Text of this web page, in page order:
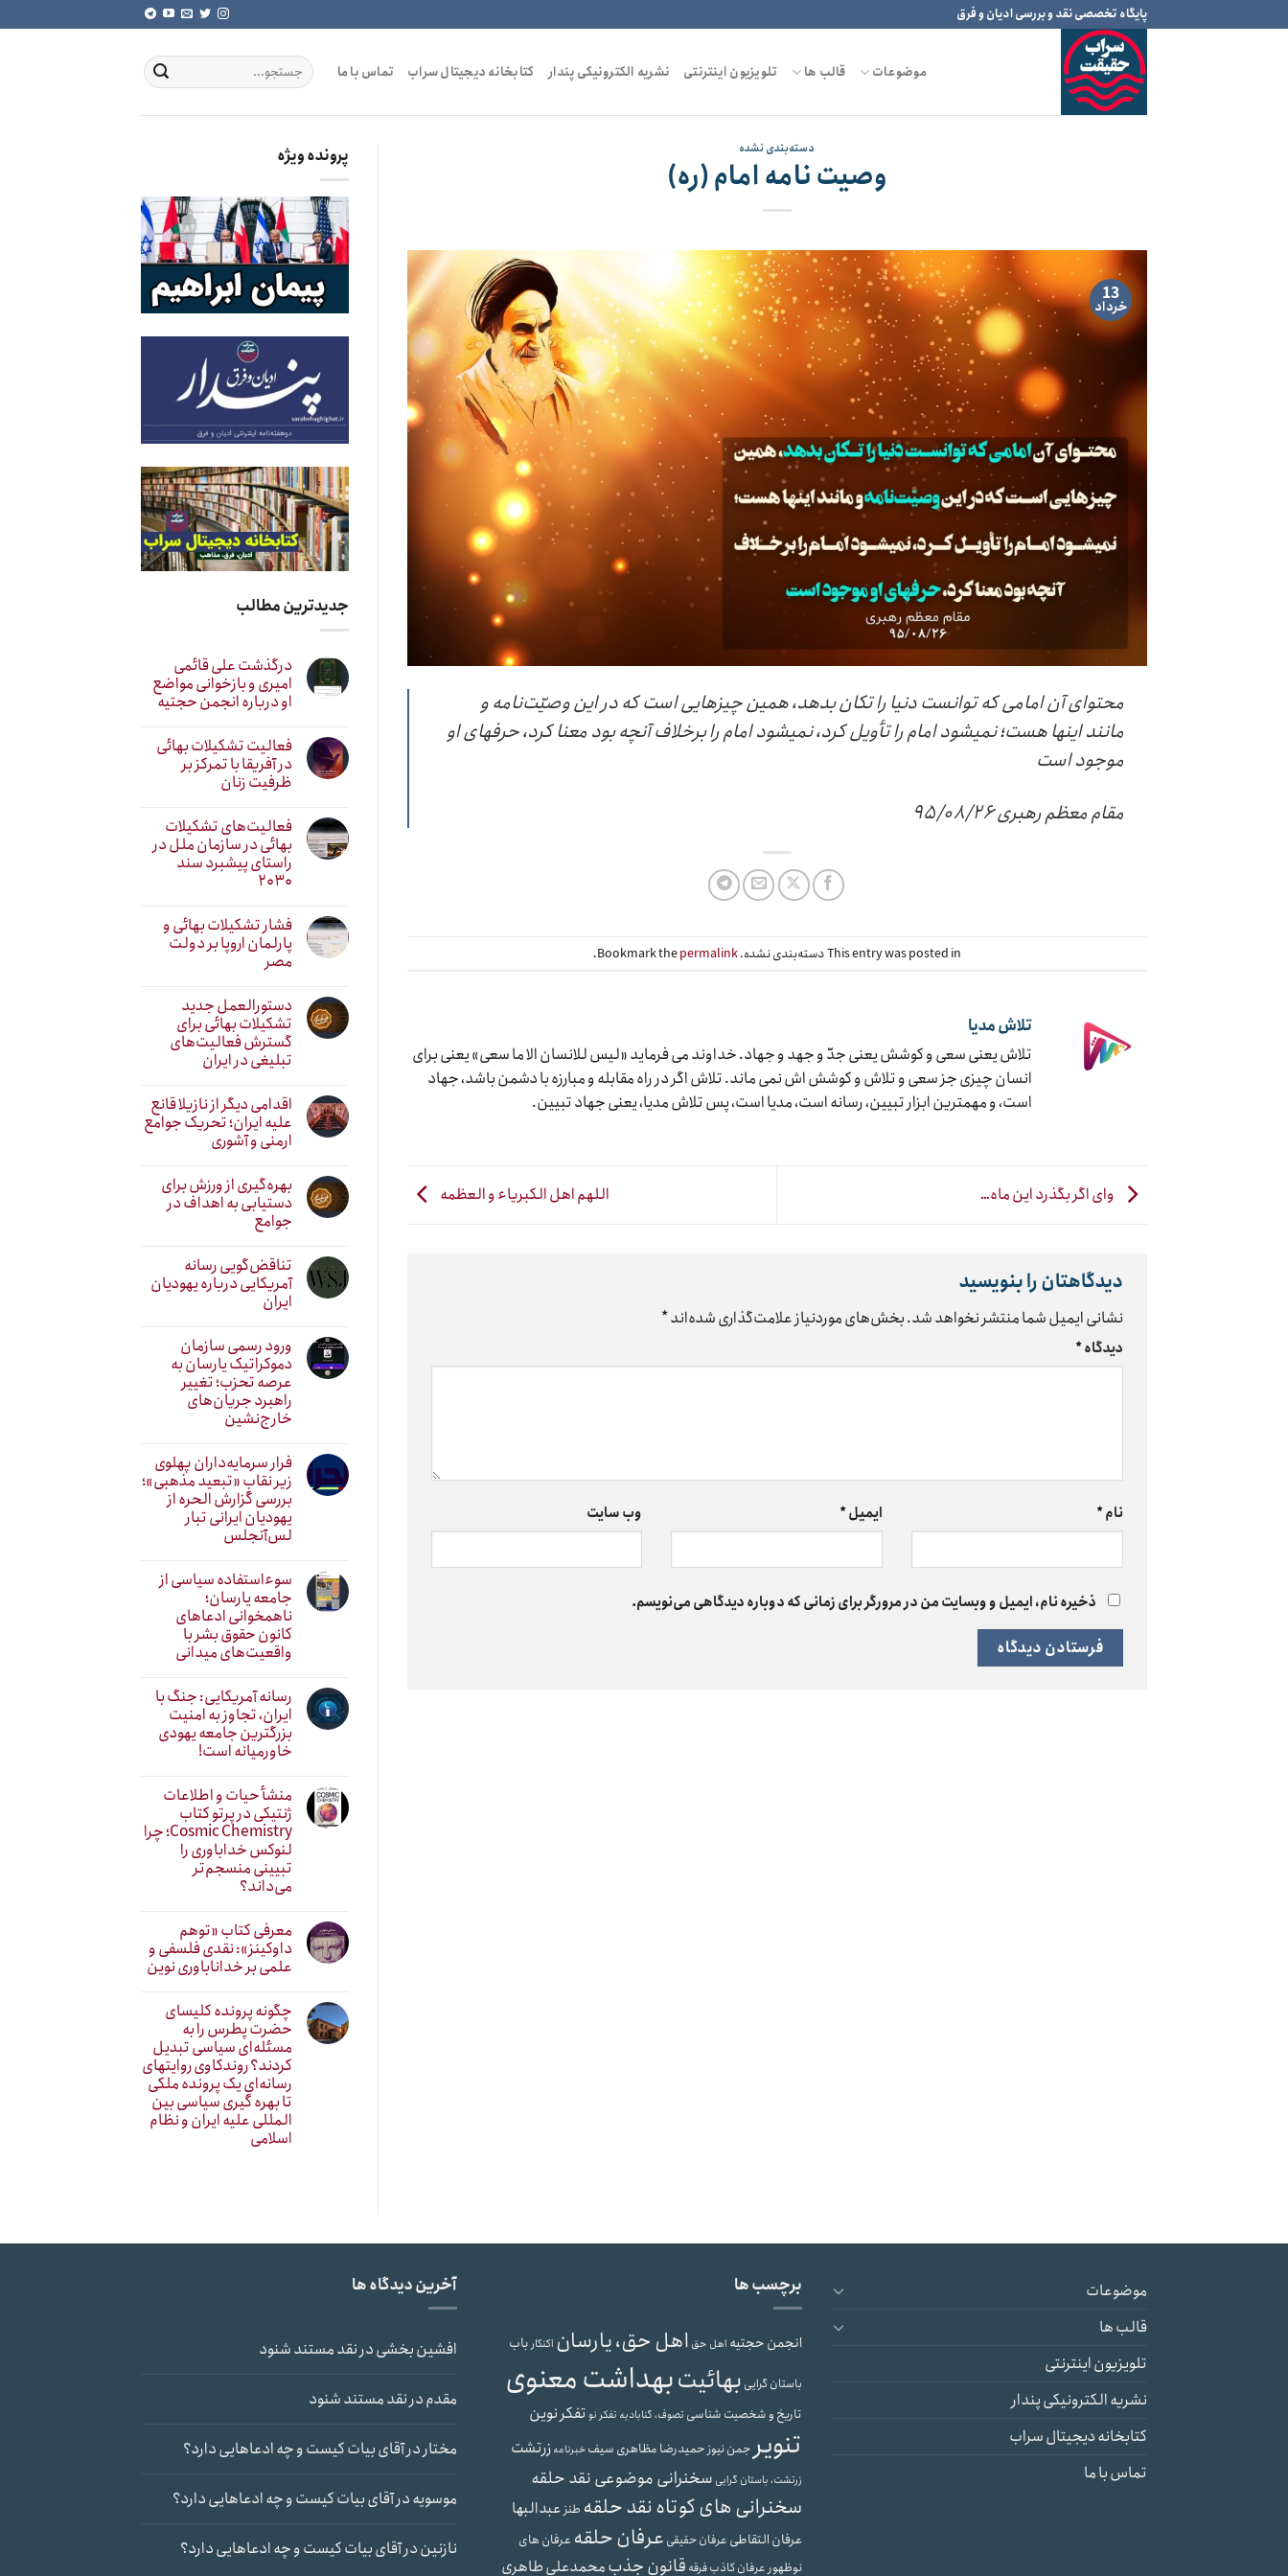
to
پایگاه تخصصی نقد و بررسی ادیان و فرق
موضوعات قالب ها تلویزیون اینترنتی نشریه الکترونیکی پندار کتابخانه دیجیتال سراب تماس با ما
دسته‌بندی نشده
وصیت نامه امام (ره)
13
خرداد
محتوای آن امامی که توانست دنیا را تکان بدهد، همین چیزهایی است که در این وصیّت‌نامه و
مانند اینها هست؛ نمیشود امام را تأویل کرد، نمیشود امام را برخلاف آنچه بود معنا کرد، حرفهای او
موجود است
مقام معظم رهبری ۹۵/۰۸/۲۶
This entry was posted in دسته‌بندی نشده. Bookmark the permalink
.
تلاش مدیا
تلاش یعنی سعی و کوشش یعنی جدّ و جهد و جهاد. خداوند می فرماید «لیس للانسان الا ما سعی» یعنی برای
انسان چیزی جز سعی و تلاش و کوشش اش نمی ماند. تلاش اگر در راه مقابله و مبارزه با دشمن باشد، جهاد
است، و مهمترین ابزار تبیین، رسانه است، مدیا است، پس تلاش مدیا، یعنی جهاد تبیین.
وای اگر بگذرد این ماه… اللهم اهل الکبریاء و العظمه
دیدگاهتان را بنویسید
نشانی ایمیل شما منتشر نخواهد شد.بخش‌های موردنیاز علامت‌گذاری شده‌اند*
دیدگاه*
نام* ایمیل* وب‌ سایت
ذخیره نام، ایمیل و وبسایت من در مرورگر برای زمانی که دوباره دیدگاهی می‌نویسم.
پرونده ویژه
جدیدترین مطالب
درگذشت علی قائمی
امیری و بازخوانی مواضع
او درباره انجمن حجتیه
فعالیت تشکیلات بهائی
در آفریقا با تمرکز بر
ظرفیت زنان
فعالیت‌های تشکیلات
بهائی در سازمان ملل در
راستای پیشبرد سند
۲۰۳۰
فشار تشکیلات بهائی و
پارلمان اروپا بر دولت
مصر
دستورالعمل جدید
تشکیلات بهائی برای
گسترش فعالیت‌های
تبلیغی در ایران
اقدامی دیگر از نازیلا قانع
علیه ایران؛ تحریک جوامع
ارمنی و آشوری
بهره‌گیری از ورزش برای
دستیابی به اهداف در
جوامع
تناقض‌گویی رسانه
آمریکایی درباره یهودیان
ایران
ورود رسمی سازمان
دموکراتیک یارسان به
عرصه تحزب؛ تغییر
راهبرد جریان‌های
خارج‌نشین
فرار سرمایه‌داران پهلوی
زیر نقابِ «تبعید مذهبی»؛
بررسی گزارش الحره از
یهودیان ایرانی تبار
لس‌آنجلس
سوءاستفاده سیاسی از
جامعه یارسان؛
ناهمخوانی ادعاهای
کانون حقوق بشر با
واقعیت‌های میدانی
رسانه آمریکایی: جنگ با
ایران، تجاوز به امنیت
بزرگترین جامعه یهودی
خاورمیانه است!
منشأ حیات و اطلاعات
ژنتیکی در پرتو کتاب
Cosmic Chemistry؛ چرا
لنوکس خداباوری را
تبیینی منسجم‌تر
می‌داند؟
معرفی کتاب «توهم
داوکینز»: نقدی فلسفی و
علمی بر خداناباوری نوین
چگونه پرونده کلیسای
حضرت پطرس را به
مسئله‌ای سیاسی تبدیل
کردند؟ روندکاوی روایتهای
رسانه‌ایِ یک پرونده ملکی
تا بهره گیری سیاسی بین
المللی علیه ایران و نظام
اسلامی
موضوعات
قالب ها
تلویزیون اینترنتی
نشریه الکترونیکی پندار
کتابخانه دیجیتال سراب
تماس با ما
برچسب ها
انجمن حجتیه اهل حق اهل حق، یارسان اکنکارباب
باستان گرایی بهائیتبهداشت معنوی
تاریخ و شخصیت شناسی تصوف، گنابادیه تفکر نوتفکر نوین
تنویر جمن نیوزحمیدرضا مظاهری سیفخبرنامهزرتشت
زرتشت، باستان گرایی سخنرانی موضوعی نقد حلقه
سخنرانی های کوتاه نقد حلقه طنزعبدالبها
عرفان التقاطی عرفان حقیقی عرفان حلقه عرفان های
نوظهورعرفان کاذبفرقه قانون جذبمحمدعلی طاهری
آخرین دیدگاه ها
افشین بخشیدرنقد مستند شنود
مقدمدرنقد مستند شنود
مختاردرآقای بیات کیست و چه ادعاهایی دارد؟
موسویهدرآقای بیات کیست و چه ادعاهایی دارد؟
نازنیندرآقای بیات کیست و چه ادعاهایی دارد؟